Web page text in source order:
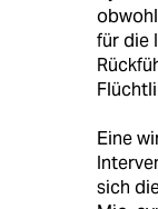
für die
Eine
sich